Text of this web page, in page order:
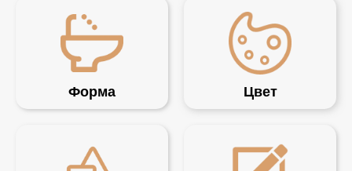
Форма Цвет